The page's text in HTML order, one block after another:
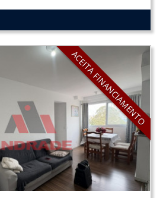
ACEITA FINANCIAMENTO